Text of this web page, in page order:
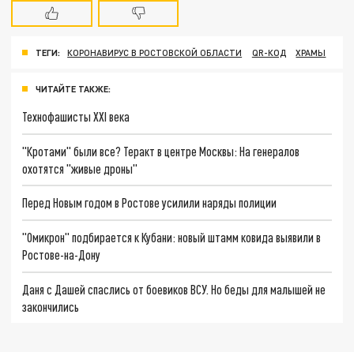
ТЕГИ: КОРОНАВИРУС В РОСТОВСКОЙ ОБЛАСТИ QR-КОД ХРАМЫ
ЧИТАЙТЕ ТАКЖЕ:
Технофашисты XXI века
"Кротами" были все? Теракт в центре Москвы: На генералов
охотятся "живые дроны"
Перед Новым годом в Ростове усилили наряды полиции
"Омикрон" подбирается к Кубани: новый штамм ковида выявили в
Ростове-на-Дону
Даня с Дашей спаслись от боевиков ВСУ. Но беды для малышей не
закончились